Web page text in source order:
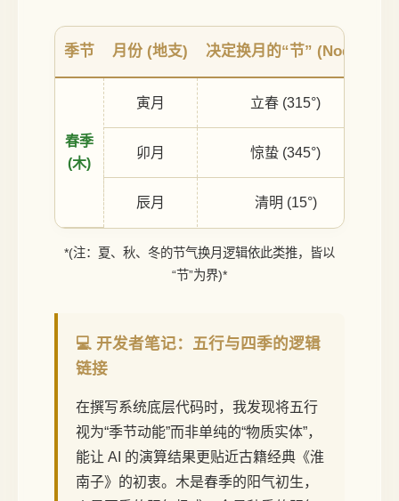
季节 月份 (地支) 决定换月的“节” (Node)
春季
(木)
寅月 立春 (315°)
卯月 惊蛰 (345°)
辰月 清明 (15°)
*(注：夏、秋、冬的节气换月逻辑依此类推，皆以
“节”为界)*
💻 开发者笔记：五行与四季的逻辑
链接
在撰写系统底层代码时，我发现将五行
视为“季节动能”而非单纯的“物质实体”，
能让 AI 的演算结果更贴近古籍经典《淮
南子》的初衷。木是春季的阳气初生，